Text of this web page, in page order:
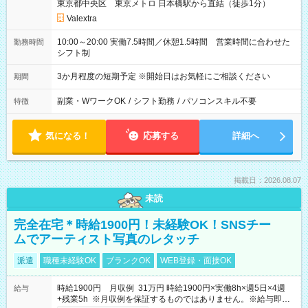
東京都中央区 東京メトロ 日本橋駅から直結（徒歩1分）
Valextra
勤務時間
10:00～20:00 実働7.5時間／休憩1.5時間 営業時間に合わせた
シフト制
期間 3か月程度の短期予定 ※開始日はお気軽にご相談ください
特徴 副業・WワークOK / シフト勤務 / パソコンスキル不要
気になる！ 応募する 詳細へ
掲載日：2026.08.07
未読
完全在宅＊時給1900円！未経験OK！SNSチー
ムでアーティスト写真のレタッチ
派遣 職種未経験OK ブランクOK WEB登録・面接OK
給与
時給1900円 月収例 31万円 時給1900円×実働8h×週5日×4週
+残業5h ※月収例を保証するものではありません。※給与即受